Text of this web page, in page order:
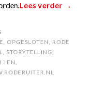
Lees verder →
, OPGESLOTEN, RODE
, STORYTELLING,
,